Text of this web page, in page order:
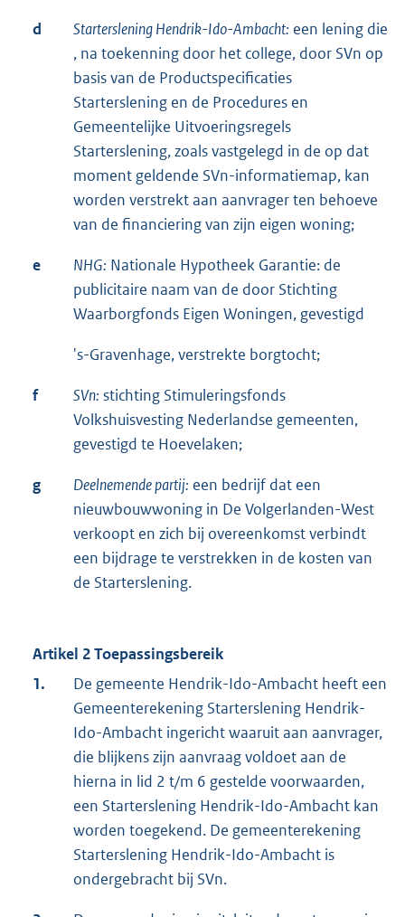
d Starterslening Hendrik-Ido-Ambacht: een lening die
, na toekenning door het college, door SVn op
basis van de Productspecificaties
Starterslening en de Procedures en
Gemeentelijke Uitvoeringsregels
Starterslening, zoals vastgelegd in de op dat
moment geldende SVn-informatiemap, kan
worden verstrekt aan aanvrager ten behoeve
van de financiering van zijn eigen woning;
e NHG: Nationale Hypotheek Garantie: de
publicitaire naam van de door Stichting
Waarborgfonds Eigen Woningen, gevestigd
's-Gravenhage, verstrekte borgtocht;
f SVn: stichting Stimuleringsfonds
Volkshuisvesting Nederlandse gemeenten,
gevestigd te Hoevelaken;
g Deelnemende partij: een bedrijf dat een
nieuwbouwwoning in De Volgerlanden-West
verkoopt en zich bij overeenkomst verbindt
een bijdrage te verstrekken in de kosten van
de Starterslening.
Artikel 2 Toepassingsbereik
1.
De gemeente Hendrik-Ido-Ambacht heeft een
Gemeenterekening Starterslening Hendrik-
Ido-Ambacht ingericht waaruit aan aanvrager,
die blijkens zijn aanvraag voldoet aan de
hierna in lid 2 t/m 6 gestelde voorwaarden,
een Starterslening Hendrik-Ido-Ambacht kan
worden toegekend. De gemeenterekening
Starterslening Hendrik-Ido-Ambacht is
ondergebracht bij SVn.